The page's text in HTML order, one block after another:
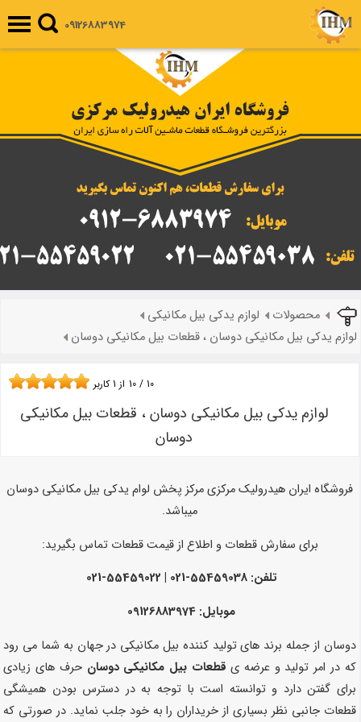
09126883974
محصولات
لوازم یدکی بیل مکانیکی
لوازم یدکی بیل مکانیکی دوسان ، قطعات بیل مکانیکی دوسان
لوازم یدکی بیل مکانیکی دوسان ، قطعات بیل مکانیکی
دوسان
10 / 10 از 1کاربر
فروشگاه ایران هیدرولیک مرکزی مرکز پخش لوام یدکی بیل مکانیکی دوسان
میباشد.
برای سفارش قطعات و اطلاع از قیمت قطعات تماس بگیرید:
تلفن: 55459038-021 | 55459022-021
موبایل: 09126883974
دوسان از جمله برند های تولید کننده بیل مکانیکی در جهان به شما می رود
که در امر تولید و عرضه ی قطعات بیل مکانیکی دوسان حرف های زیادی
برای گفتن دارد و توانسته است با توجه به در دسترس بودن همیشگی
قطعات جانبی نظر بسیاری از خریداران را به خود جلب نماید. در صورتی که